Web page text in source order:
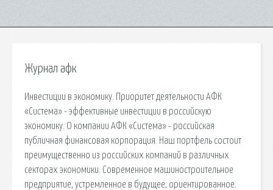
Журнал афк
Инвестиции в экономику. Приоритет деятельности АФК
«Система» - эффективные инвестиции в российскую
экономику. О компании АФК «Система» - российская
публичная финансовая корпорация. Наш портфель состоит
преимущественно из российских компаний в различных
секторах экономики. Современное машиностроительное
предприятие, устремленное в будущее, ориентированное.